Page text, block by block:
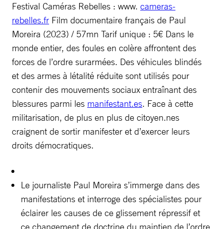
Festival Caméras Rebelles : www. cameras-
rebelles.fr Film documentaire français de Paul
Moreira (2023) / 57mn Tarif unique : 5€ Dans le
monde entier, des foules en colère affrontent des
forces de l’ordre surarmées. Des véhicules blindés
et des armes à létalité réduite sont utilisés pour
contenir des mouvements sociaux entraînant des
blessures parmi les manifestant.es. Face à cette
militarisation, de plus en plus de citoyen.nes
craignent de sortir manifester et d’exercer leurs
droits démocratiques.
Le journaliste Paul Moreira s’immerge dans des
manifestations et interroge des spécialistes pour
éclairer les causes de ce glissement répressif et
ce changement de doctrine du maintien de l’ordre